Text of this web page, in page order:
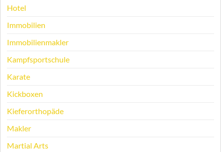
Hotel
Immobilien
Immobilienmakler
Kampfsportschule
Karate
Kickboxen
Kieferorthopäde
Makler
Martial Arts